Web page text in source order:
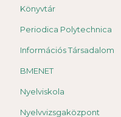
Könyvtár
Periodica Polytechnica
Információs Társadalom
BMENET
Nyelviskola
Nyelvvizsgaközpont